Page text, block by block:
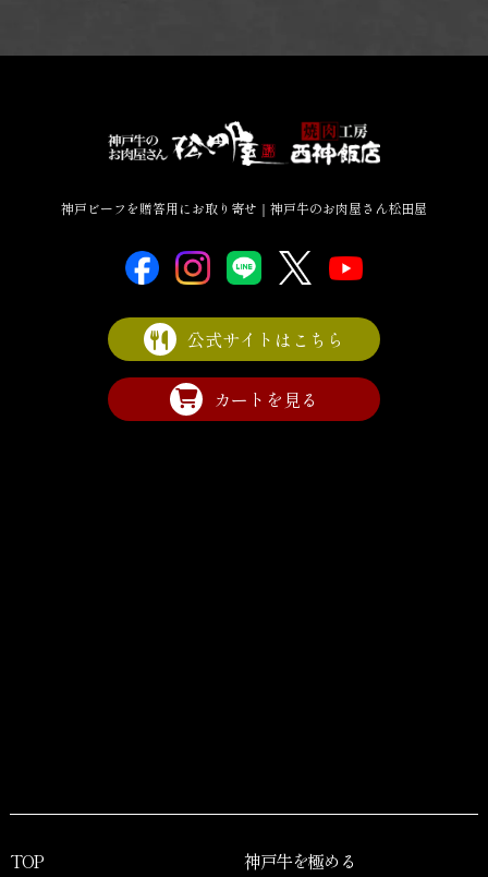
神戸ビーフを贈答用にお取り寄せ｜神戸牛のお肉屋さん松田屋
公式サイトはこちら
カートを見る
TOP
神戸牛を極める